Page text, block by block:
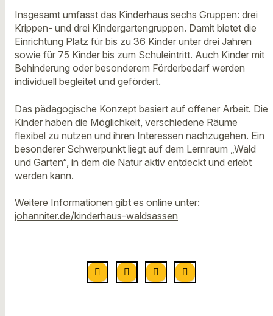
Insgesamt umfasst das Kinderhaus sechs Gruppen: drei
Krippen- und drei Kindergartengruppen. Damit bietet die
Einrichtung Platz für bis zu 36 Kinder unter drei Jahren
sowie für 75 Kinder bis zum Schuleintritt. Auch Kinder mit
Behinderung oder besonderem Förderbedarf werden
individuell begleitet und gefördert.
Das pädagogische Konzept basiert auf offener Arbeit. Die
Kinder haben die Möglichkeit, verschiedene Räume
flexibel zu nutzen und ihren Interessen nachzugehen. Ein
besonderer Schwerpunkt liegt auf dem Lernraum „Wald
und Garten“, in dem die Natur aktiv entdeckt und erlebt
werden kann.
Weitere Informationen gibt es online unter:
johanniter.de/kinderhaus-waldsassen